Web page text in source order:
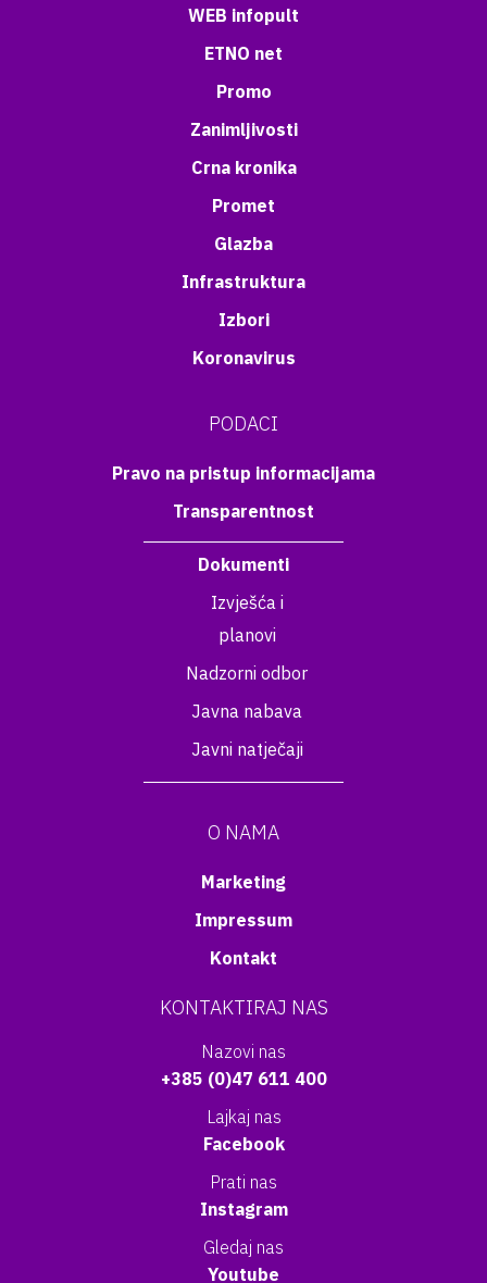
WEB infopult
ETNO net
Promo
Zanimljivosti
Crna kronika
Promet
Glazba
Infrastruktura
Izbori
Koronavirus
PODACI
Pravo na pristup informacijama
Transparentnost
Dokumenti
Izvješća i
planovi
Nadzorni odbor
Javna nabava
Javni natječaji
O NAMA
Marketing
Impressum
Kontakt
KONTAKTIRAJ NAS
Nazovi nas
+385 (0)47 611 400
Lajkaj nas
Facebook
Prati nas
Instagram
Gledaj nas
Youtube